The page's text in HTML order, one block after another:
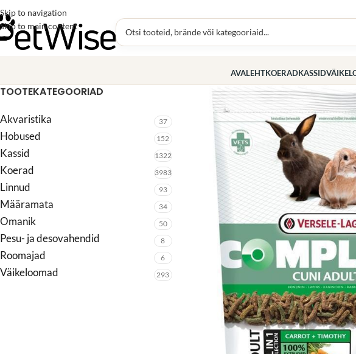
Skip to navigation
Skip to main content
AVALEHTKOERADKASSID
TOOTEKATEGOORIAD
Akvaristika 37
Hobused 152
Kassid 1322
Koerad 3983
Linnud 93
Määramata 34
Omanik 50
Pesu- ja desovahendid 8
Roomajad 6
Väikeloomad 293